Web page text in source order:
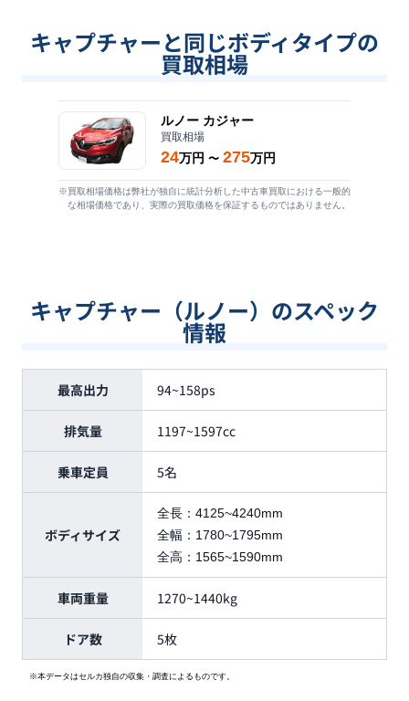
キャプチャーと同じボディタイプの
買取相場
ルノー カジャー
買取相場
24万円 〜 275万円
※買取相場価格は弊社が独自に統計分析した中古車買取における一般的
な相場価格であり、実際の買取価格を保証するものではありません。
キャプチャー（ルノー）のスペック
情報
最高出力 94~158ps
排気量 1197~1597cc
乗車定員 5名
ボディサイズ
全長： 4125~4240mm
全幅： 1780~1795mm
全高： 1565~1590mm
車両重量 1270~1440kg
ドア数 5枚
※本データはセルカ独自の収集・調査によるものです。